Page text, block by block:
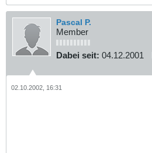
Pascal P.
Member
Dabei seit: 04.12.2001
02.10.2002, 16:31